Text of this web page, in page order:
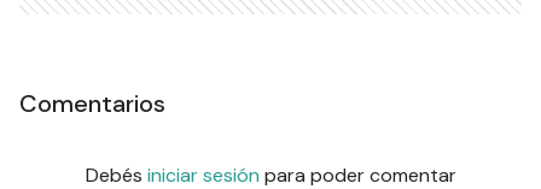
Comentarios
Debés iniciar sesión para poder comentar